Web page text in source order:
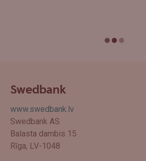
Swedbank
www.swedbank.lv
Swedbank AS
Balasta dambis 15
Rīga, LV-1048